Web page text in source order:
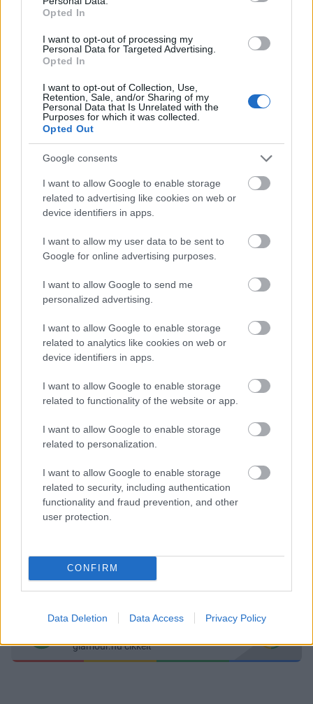
Opted In
I want to opt-out of processing my
Personal Data for Targeted Advertising.
Opted In
I want to opt-out of Collection, Use,
Retention, Sale, and/or Sharing of my
Personal Data that Is Unrelated with the
Purposes for which it was collected.
Opted Out
Google consents
I want to allow Google to enable storage
related to advertising like cookies on web or
device identifiers in apps.
I want to allow my user data to be sent to
Google for online advertising purposes.
I want to allow Google to send me
personalized advertising.
I want to allow Google to enable storage
related to analytics like cookies on web or
device identifiers in apps.
I want to allow Google to enable storage
related to functionality of the website or app.
I want to allow Google to enable storage
related to personalization.
I want to allow Google to enable storage
related to security, including authentication
functionality and fraud prevention, and other
user protection.
CONFIRM
Data Deletion Data Access Privacy Policy
hosszas tanakodás után.
Az forrás szerint a pár úgy véli, hogyha nem függnek
az adófizetőktől, akkor talán az elvárás sem akkora
feléjük, hogy az életük minden pillanatát nyilvánossá
pozícióban érezni magukat, hogy mindent
kommentálhatnak.
Megosztás
Itt állíthatod be
, hogy a Google
glamour.hu cikkeit